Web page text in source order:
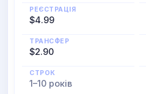
РЕЄСТРАЦІЯ
$4.99
ТРАНСФЕР
$2.90
СТРОК
1–10 років